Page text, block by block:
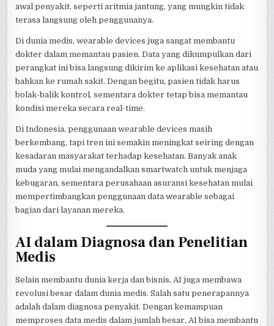
awal penyakit, seperti aritmia jantung, yang mungkin tidak
terasa langsung oleh penggunanya.
Di dunia medis, wearable devices juga sangat membantu
dokter dalam memantau pasien. Data yang dikumpulkan dari
perangkat ini bisa langsung dikirim ke aplikasi kesehatan atau
bahkan ke rumah sakit. Dengan begitu, pasien tidak harus
bolak-balik kontrol, sementara dokter tetap bisa memantau
kondisi mereka secara real-time.
Di Indonesia, penggunaan wearable devices masih
berkembang, tapi tren ini semakin meningkat seiring dengan
kesadaran masyarakat terhadap kesehatan. Banyak anak
muda yang mulai mengandalkan smartwatch untuk menjaga
kebugaran, sementara perusahaan asuransi kesehatan mulai
mempertimbangkan penggunaan data wearable sebagai
bagian dari layanan mereka.
AI dalam Diagnosa dan Penelitian
Medis
Selain membantu dunia kerja dan bisnis, AI juga membawa
revolusi besar dalam dunia medis. Salah satu penerapannya
adalah dalam diagnosa penyakit. Dengan kemampuan
memproses data medis dalam jumlah besar, AI bisa membantu